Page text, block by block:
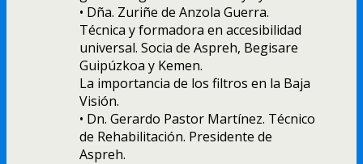
• Dña. Zuriñe de Anzola Guerra.
Técnica y formadora en accesibilidad
universal. Socia de Aspreh, Begisare
Guipúzkoa y Kemen.
La importancia de los filtros en la Baja
Visión.
• Dn. Gerardo Pastor Martínez. Técnico
de Rehabilitación. Presidente de
Aspreh.